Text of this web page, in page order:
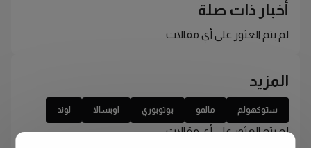
أخبار ذات صلة
لم يتم العثور على أي مقالات
المزيد
ستوكهولم مالمو يوتوبوري اوبسالا لوند
لم يتم العثور على أي مقالات